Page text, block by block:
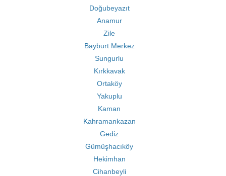
Doğubeyazıt
Anamur
Zile
Bayburt Merkez
Sungurlu
Kırkkavak
Ortaköy
Yakuplu
Kaman
Kahramankazan
Gediz
Gümüşhacıköy
Hekimhan
Cihanbeyli